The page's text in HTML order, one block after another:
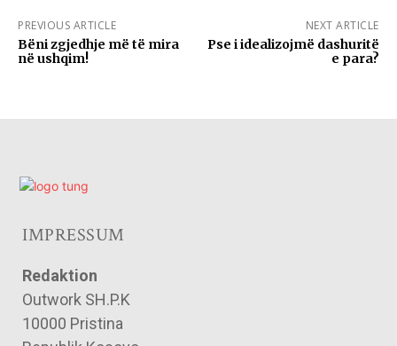
PREVIOUS ARTICLE
Bëni zgjedhje më të mira
në ushqim!
NEXT ARTICLE
Pse i idealizojmë dashuritë
e para?
IMPRESSUM
Redaktion
Outwork SH.P.K
10000 Pristina